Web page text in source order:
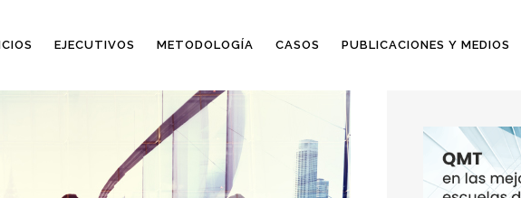
EJECUTIVOS METODOLOGÍA CASOS PUBLICACIONES Y MEDIOS